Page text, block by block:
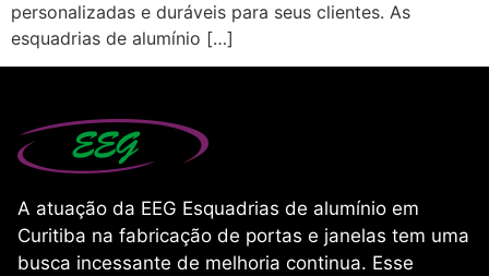
personalizadas e duráveis para seus clientes. As
esquadrias de alumínio […]
A atuação da EEG Esquadrias de alumínio em
Curitiba na fabricação de portas e janelas tem uma
busca incessante de melhoria continua. Esse